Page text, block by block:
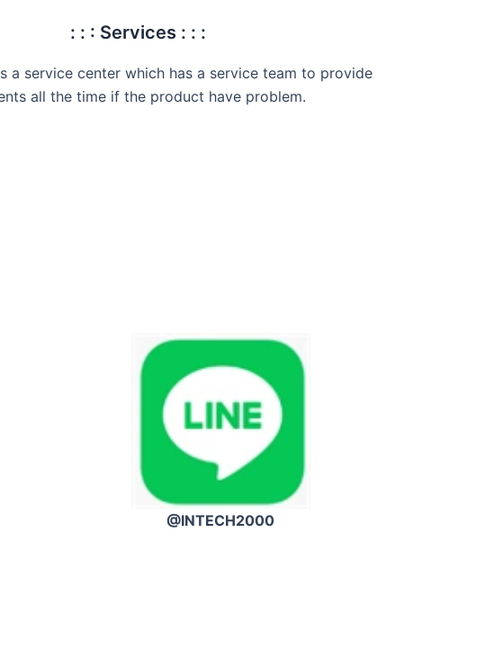
: : : Services : : :
a service center which has a service team to provide
all the time if the product have problem.
@INTECH2000